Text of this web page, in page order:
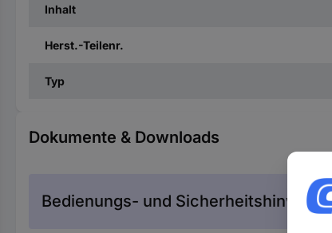
Inhalt
Herst.-Teilenr.
Typ
Dokumente & Downloads
Bedienungs- und Sicherheitshinweise